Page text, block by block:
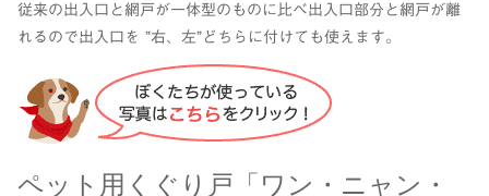
従来の出入口と網戸が一体型のものに比べ出入口部分と網戸が離
れるので出入口を ”右、左”どちらに付けても使えます。
ペット用くぐり戸「ワン・ニャン・